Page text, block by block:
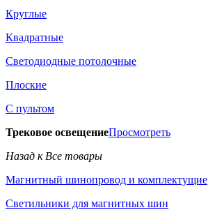
Круглые
Квадратные
Светодиодные потолочные
Плоские
С пультом
Трековое освещениеПросмотреть
Назад к Все товары
Магнитный шинопровод и комплектущие
Светильники для магнитных шин